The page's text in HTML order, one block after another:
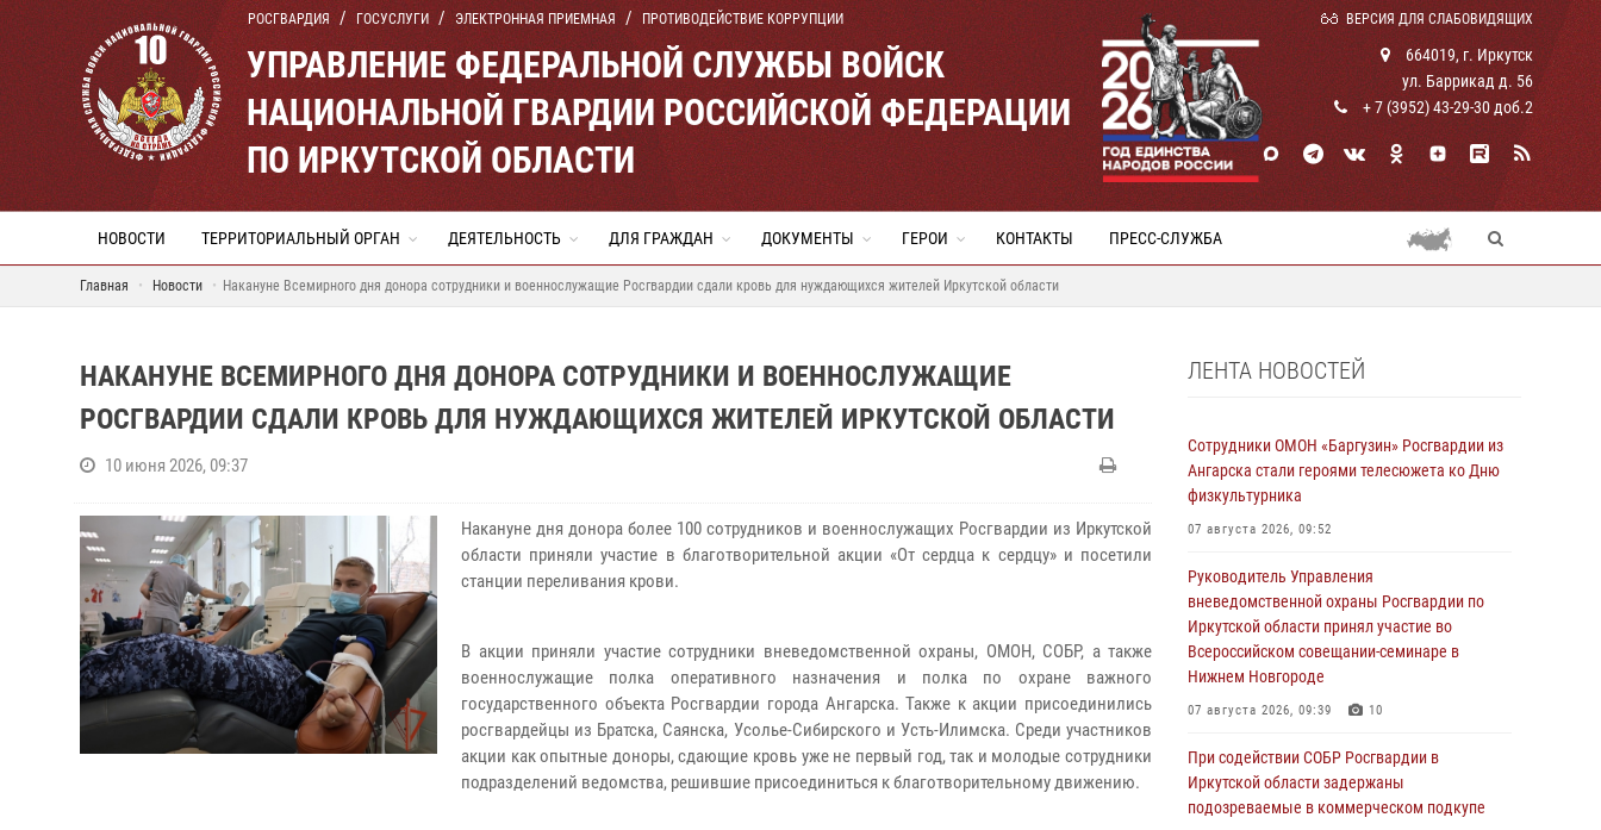
РОСГВАРДИЯ ГОСУСЛУГИ ЭЛЕКТРОННАЯ ПРИЕМНАЯ ПРОТИВОДЕЙСТВИЕ КОРРУПЦИИ ВЕРСИЯ ДЛЯ СЛАБОВИДЯЩИХ
УПРАВЛЕНИЕ ФЕДЕРАЛЬНОЙ СЛУЖБЫ ВОЙСК
НАЦИОНАЛЬНОЙ ГВАРДИИ РОССИЙСКОЙ ФЕДЕРАЦИИ
ПО ИРКУТСКОЙ ОБЛАСТИ
664019, г. Иркутск
ул. Баррикад д. 56
+ 7 (3952) 43-29-30 доб.2
НОВОСТИ ТЕРРИТОРИАЛЬНЫЙ ОРГАН ДЕЯТЕЛЬНОСТЬ ДЛЯ ГРАЖДАН ДОКУМЕНТЫ ГЕРОИ КОНТАКТЫ ПРЕСС-СЛУЖБА
Главная Новости Накануне Всемирного дня донора сотрудники и военнослужащие Росгвардии сдали кровь для нуждающихся жителей Иркутской области
НАКАНУНЕ ВСЕМИРНОГО ДНЯ ДОНОРА СОТРУДНИКИ И ВОЕННОСЛУЖАЩИЕ
РОСГВАРДИИ СДАЛИ КРОВЬ ДЛЯ НУЖДАЮЩИХСЯ ЖИТЕЛЕЙ ИРКУТСКОЙ ОБЛАСТИ
10 июня 2026, 09:37
Накануне дня донора более 100 сотрудников и военнослужащих Росгвардии из Иркутской
области приняли участие в благотворительной акции «От сердца к сердцу» и посетили
станции переливания крови.
В акции приняли участие сотрудники вневедомственной охраны, ОМОН, СОБР, а также
военнослужащие полка оперативного назначения и полка по охране важного
государственного объекта Росгвардии города Ангарска. Также к акции присоединились
росгвардейцы из Братска, Саянска, Усолье-Сибирского и Усть-Илимска. Среди участников
акции как опытные доноры, сдающие кровь уже не первый год, так и молодые сотрудники
подразделений ведомства, решившие присоединиться к благотворительному движению.
ЛЕНТА НОВОСТЕЙ
Сотрудники ОМОН «Баргузин» Росгвардии из
Ангарска стали героями телесюжета ко Дню
физкультурника
07 августа 2026, 09:52
Руководитель Управления
вневедомственной охраны Росгвардии по
Иркутской области принял участие во
Всероссийском совещании-семинаре в
Нижнем Новгороде
07 августа 2026, 09:39 10
При содействии СОБР Росгвардии в
Иркутской области задержаны
подозреваемые в коммерческом подкупе